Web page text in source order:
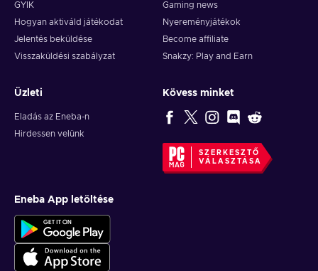
GYIK
Hogyan aktiváld játékodat
Jelentés beküldése
Visszaküldési szabályzat
Gaming news
Nyereményjátékok
Become affiliate
Snakzy: Play and Earn
Üzleti
Eladás az Eneba-n
Hirdessen velünk
Kövess minket
SZERKESZTŐ
VÁLASZTÁSA
Eneba App letöltése